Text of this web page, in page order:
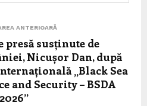
ANTERIOARĂ
presă susținute de
Nicușor Dan, după
„Black Sea
and Security – BSDA
2026”